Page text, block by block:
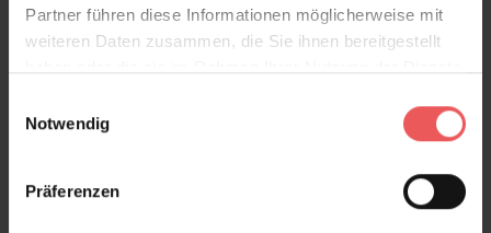
Partner führen diese Informationen möglicherweise mit
weiteren Daten zusammen, die Sie ihnen bereitgestellt
Notwendig
Präferenzen
Cactus, Oyster
112,00 €